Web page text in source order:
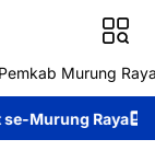
Pemkab Murung
Festival